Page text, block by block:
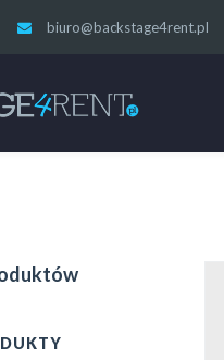
biuro@backstage4rent.pl